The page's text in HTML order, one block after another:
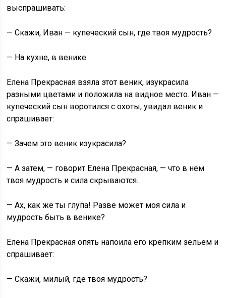
выспрашивать:
— Скажи, Иван — купеческий сын, где твоя мудрость?
— На кухне, в венике.
Елена Прекрасная взяла этот веник, изукрасила
разными цветами и положила на видное место. Иван —
купеческий сын воротился с охоты, увидал веник и
спрашивает:
— Зачем это веник изукрасила?
— А затем, — говорит Елена Прекрасная, — что в нём
твоя мудрость и сила скрываются.
— Ах, как же ты глупа! Разве может моя сила и
мудрость быть в венике?
Елена Прекрасная опять напоила его крепким зельем и
спрашивает:
— Скажи, милый, где твоя мудрость?